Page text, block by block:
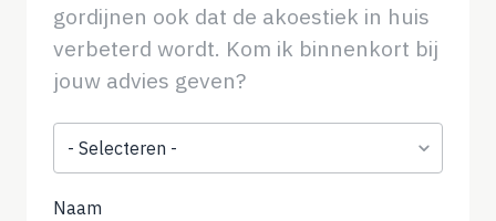
gordijnen ook dat de akoestiek in huis
verbeterd wordt. Kom ik binnenkort bij
jouw advies geven?
Onderwerp
Naam